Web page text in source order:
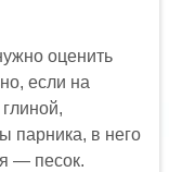
оценить
если на
парника, в него
— песок.